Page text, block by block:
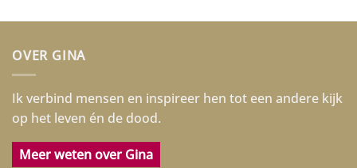
OVER GINA
Ik verbind mensen en inspireer hen tot een andere kijk
op het leven én de dood.
Meer weten over Gina